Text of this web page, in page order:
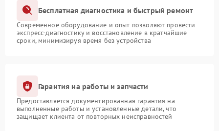
Бесплатная диагностика и быстрый ремонт
Современное оборудование и опыт позволяют провести
экспресс-диагностику и восстановление в кратчайшие
сроки, минимизируя время без устройства
Гарантия на работы и запчасти
Предоставляется документированная гарантия на
выполненные работы и установленные детали, что
защищает клиента от повторных неисправностей